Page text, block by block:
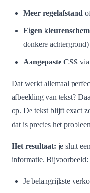
Meer regelafstand
Eigen
donkere achtergrond)
Aangepaste CSS via
Dat werkt allemaal
afbeelding van tekst?
op. De tekst blijft exact
dat is precies het
Het resultaat: je sluit
informatie. Bijvoorbeeld:
Je belangrijkste